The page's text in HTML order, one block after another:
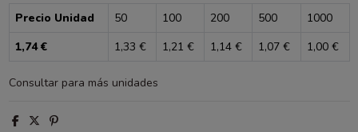
Precio Unidad 50 100 200 500
1000
1,74 €
1,33 € 1,21 € 1,14 € 1,07 € 1,00 €
Consultar para más unidades